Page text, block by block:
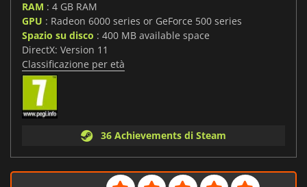
RAM : 4 GB RAM
GPU : Radeon 6000 series or GeForce 500 series
Spazio su disco : 400 MB available space
DirectX: Version 11
Classificazione per età
36 Achievements di Steam